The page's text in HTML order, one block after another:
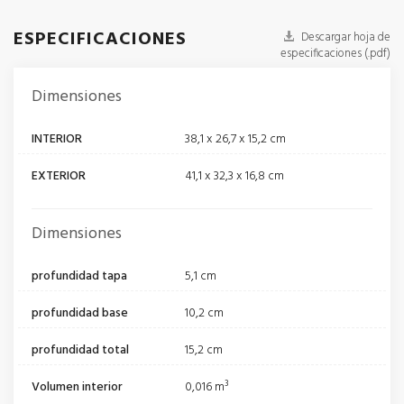
ESPECIFICACIONES
Descargar hoja de
especificaciones (.pdf)
Dimensiones
INTERIOR
38,1 x 26,7 x 15,2 cm
EXTERIOR
41,1 x 32,3 x 16,8 cm
Dimensiones
profundidad tapa
5,1 cm
profundidad base
10,2 cm
profundidad total
15,2 cm
Volumen interior
0,016 m³